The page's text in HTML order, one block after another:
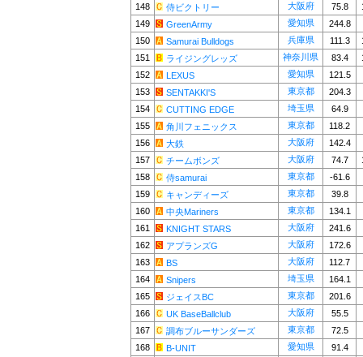
148
侍ビクトリー 大阪府 75.8
149
GreenArmy 愛知県
244.8
150
Samurai Bulldogs 兵庫県 111.3
151
ライジングレッズ 神奈川県 83.4
152
LEXUS 愛知県
121.5
153
SENTAKKI'S 東京都
204.3
154
CUTTING EDGE 埼玉県
64.9
155
角川フェニックス 東京都
118.2
156
大鉄 大阪府
142.4
157
チームボンズ 大阪府 74.7
158
侍samurai 東京都
-61.6
159
キャンディーズ 東京都
39.8
160
中央Mariners 東京都
134.1
161
KNIGHT STARS 大阪府
241.6
162
アプランズG 大阪府
172.6
163
BS 大阪府
112.7
164
Snipers 埼玉県
164.1
165
ジェイスBC 東京都
201.6
166
UK BaseBallclub 大阪府
55.5
167
調布ブルーサンダーズ 東京都
72.5
168
B-UNIT 愛知県
91.4